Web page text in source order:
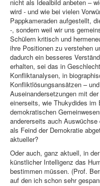
nicht als Idealbild anbeten –
wird - und wie bei vielen
Pappkameraden aufgestellt,
-, sondern weil wir uns
Schülern kritisch und
ihre Positionen zu verstehen
dadurch ein besseres
erhalten, sei das in
Konfliktanalysen, in
Konfliktlösungsansätzen –
Auseinandersetzungen mit
einerseits, wie Thukydides im
demokratischen
andererseits auch
als Feind der Demokratie
aktueller?
Oder auch, ganz aktuell, in
künstlicher Intelligenz das
bestimmen müssen. (Prof.
auf den ich schon sehr